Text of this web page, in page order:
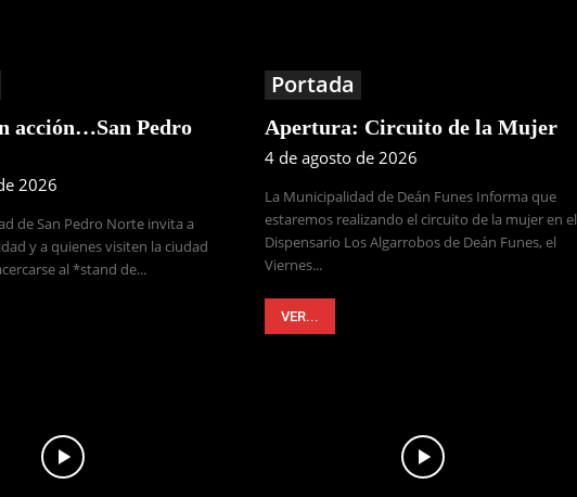
acción…San Pedro
2026
de San Pedro Norte invita a
y a quienes visiten la ciudad
al *stand de...
Portada
Apertura: Circuito de la Mujer
4 de agosto de 2026
La Municipalidad de Deán Funes Informa que
estaremos realizando el circuito de la mujer en el
Dispensario Los Algarrobos de Deán Funes, el
Viernes...
VER...